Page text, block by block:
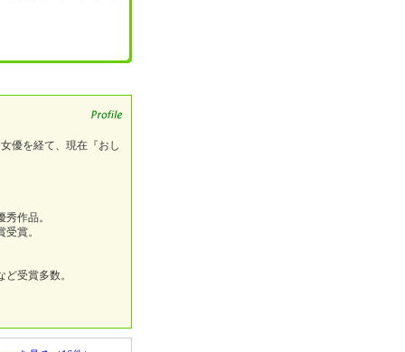
優を経て、現在『おし
作品。
賞。
受賞多数。